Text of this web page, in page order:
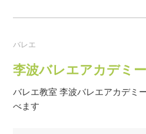
バレエ
李波バレエアカデミー
バレエ教室 李波バレエアカデミ
べます